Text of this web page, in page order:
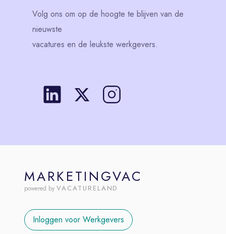
Volg ons om op de hoogte te blijven van de
nieuwste
vacatures en de leukste werkgevers.
MARKETINGVAC
powered by VACATURELAND
Inloggen voor Werkgevers